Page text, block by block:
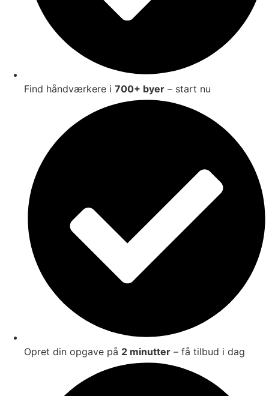
Find håndværkere i 700+ byer – start nu
Opret din opgave på 2 minutter – få tilbud i dag